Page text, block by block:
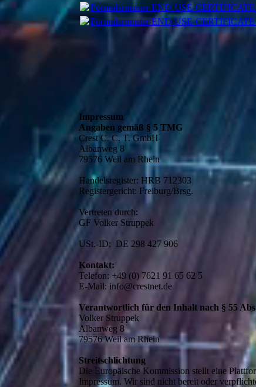
Formularmuster END-USE-
Formularmuster END-USE-
Impressum
Angaben gemäß § 5 TMG
Crest C. C. T. GmbH
Albanweg 8
79576 Weil am Rhein
Handelsregister: HRB 712303
Registergericht: Freiburg/Brsg.
Vertreten durch:
GF Volker Struppek
USt.-ID: DE 298 427 906
Kontakt:
Telefon: +49 (0) 7621 91 65 62 5
E-Mail: info@crestnet.de
Verantwortlich für den Inhalt nach § 55
Volker Struppek
Albanweg 8
79576 Weil am Rhein
Streitschlichtung
Die Europäische Kommission stellt eine
Impressum. Wir sind nicht bereit oder